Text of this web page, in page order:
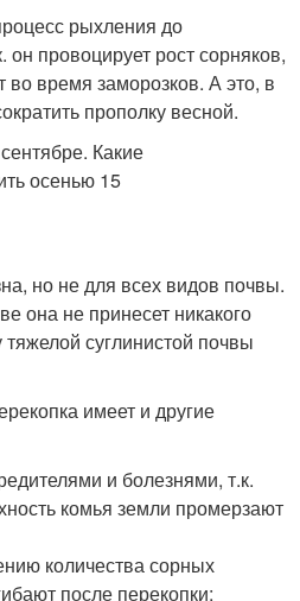
рыхления до
он провоцирует рост сорняков,
во время заморозков. А это, в
прополку весной.
но не для всех видов почвы.
она не принесет никакого
суглинистой почвы
имеет и другие
и болезнями, т.к.
комья земли промерзают
количества сорных
после перекопки;